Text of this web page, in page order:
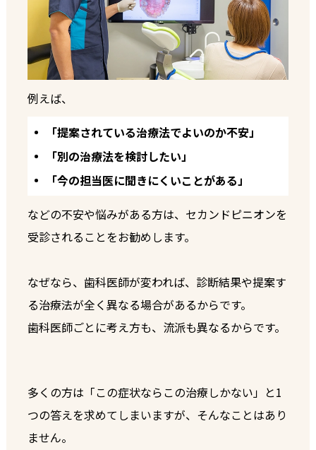
例えば、
「提案されている治療法でよいのか不安」
「別の治療法を検討したい」
「今の担当医に聞きにくいことがある」
などの不安や悩みがある方は、セカンドピニオンを
受診されることをお勧めします。
なぜなら、歯科医師が変われば、診断結果や提案す
る治療法が全く異なる場合があるからです。
歯科医師ごとに考え方も、流派も異なるからです。
多くの方は「この症状ならこの治療しかない」と1
つの答えを求めてしまいますが、そんなことはあり
ません。